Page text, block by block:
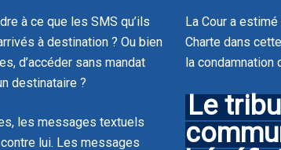
à ce que les SMS qu’ils
à destination ? Ou bien
d’accéder sans mandat
destinataire ?
les messages textuels
lui. Les messages
La Cour a
Charte dans
la condamnation
Le